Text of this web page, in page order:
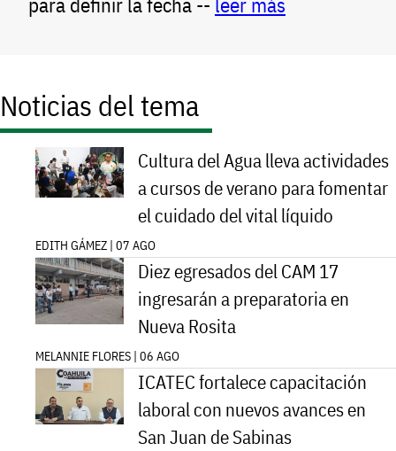
Noticias del tema
Cultura del Agua lleva actividades
a cursos de verano para fomentar
el cuidado del vital líquido
EDITH GÁMEZ | 07 AGO
Diez egresados del CAM 17
ingresarán a preparatoria en
Nueva Rosita
MELANNIE FLORES | 06 AGO
ICATEC fortalece capacitación
laboral con nuevos avances en
San Juan de Sabinas